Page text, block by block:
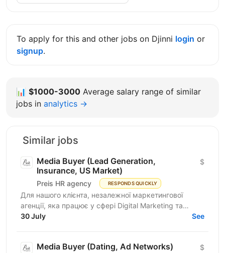
To apply for this and other jobs on Djinni login or
signup.
📊 $1000-3000 Average salary range of similar
jobs in analytics →
Similar jobs
Media Buyer (Lead Generation,
Insurance, US Market)
Preis HR agency RESPONDS QUICKLY
$
Для нашого клієнта, незалежної маркетингової
агенції, яка працює у сфері Digital Marketing та
Affiliate Marketing, шукаємо Lead Generation
30 July See
Media Buyer (Dating, Ad Networks) $